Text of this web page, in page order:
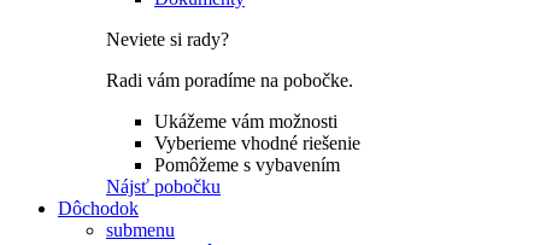
Neviete si rady?
Radi vám poradíme na pobočke.
Ukážeme vám možnosti
Vyberieme vhodné riešenie
Pomôžeme s vybavením
Nájsť pobočku
Dôchodok
submenu